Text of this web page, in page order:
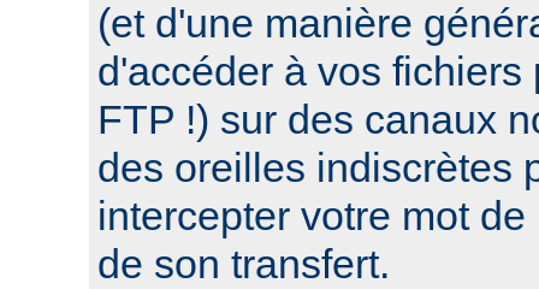
(et d'une manière
d'accéder à vos fichiers
FTP !) sur des canaux
des oreilles indiscrètes
intercepter votre mot
de son transfert.